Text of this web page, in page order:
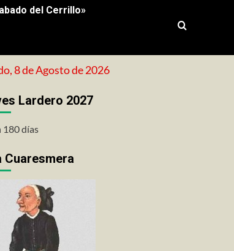
del Cerrillo»
8 de Agosto de 2026
Lardero 2027
180 días
Cuaresmera